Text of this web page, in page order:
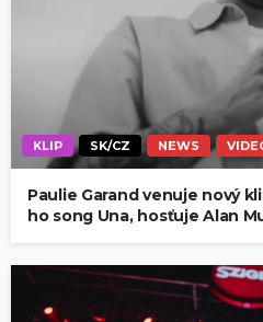
KLIP SK/CZ NEWS
Paulie Garand venuje nový
ho song Una, hosťuje Alan